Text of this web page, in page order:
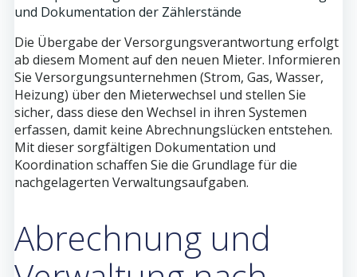
Die Übergabe der Versorgungsverantwortung erfolgt
ab diesem Moment auf den neuen Mieter. Informieren
Sie Versorgungsunternehmen (Strom, Gas, Wasser,
Heizung) über den Mieterwechsel und stellen Sie
sicher, dass diese den Wechsel in ihren Systemen
erfassen, damit keine Abrechnungslücken entstehen.
Mit dieser sorgfältigen Dokumentation und
Koordination schaffen Sie die Grundlage für die
nachgelagerten Verwaltungsaufgaben.
Abrechnung und